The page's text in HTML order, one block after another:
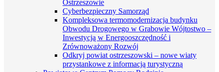
Ostrzeszowie
Cyberbezpieczny Samorząd
Kompleksowa termomodernizacja budynku
Obwodu Drogowego w Grabowie Wójtostwo –
Inwestycją w Energooszczędność i
Zrównoważony Rozwój
Odkryj powiat ostrzeszowski – nowe wiaty
przystankowe z informacją turystyczną